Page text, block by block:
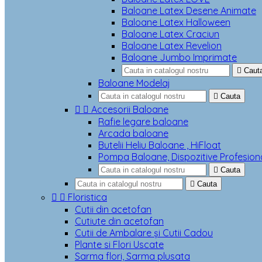
Baloane Latex Desene Animate
Baloane Latex Halloween
Baloane Latex Craciun
Baloane Latex Revelion
Baloane Jumbo Imprimate

Baloane Modelaj
 Cauta
  Accesorii Baloane
Rafie legare baloane
Arcada baloane
Butelii Heliu Baloane , HiFloat
Pompa Baloane, Dispozitive
 Cauta
 Cauta
  Floristica
Cutii din acetofan
Cutiute din acetofan
Cutii de Ambalare și Cutii Cadou
Plante si Flori Uscate
Sarma flori, Sarma plusata